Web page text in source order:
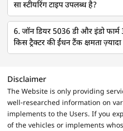
सा स्टीयरिंग टाइप उपलब्ध है?
6. जॉन डियर 5036 डी और इंडो
किस ट्रैक्टर की ईंधन टैंक क्षमता
Disclaimer
The Website is only providing
well-researched information on
implements to the Users. If you
of the vehicles or implements